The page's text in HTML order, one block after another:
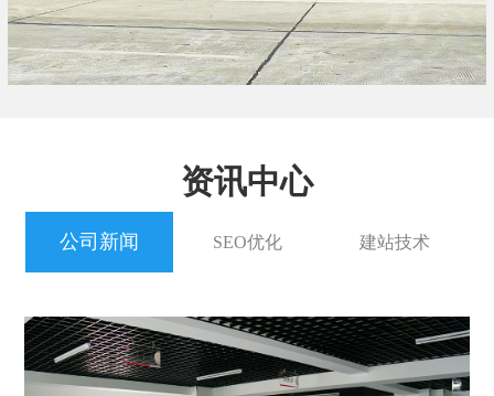
资讯中心
建站技术
SEO优化
公司新闻